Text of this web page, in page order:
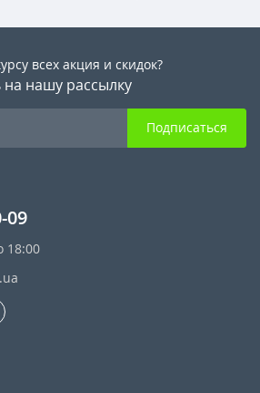
всех акция и скидок?
нашу рассылку
Подписаться
09
18:00